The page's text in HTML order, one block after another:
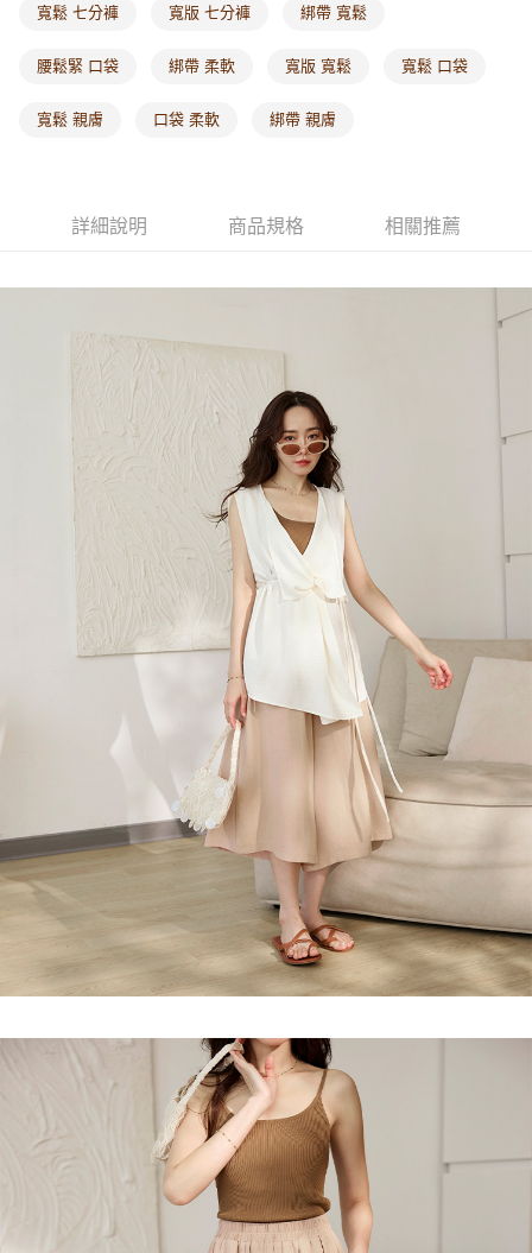
海外配送-港/澳/新/馬/泰國專屬
海外配送-其他亞洲地區 查看運費
寬鬆 七分褲 寬版 七分褲 綁帶 寬鬆
腰鬆緊 口袋 綁帶 柔軟 寬版 寬鬆 寬鬆 口袋
寬鬆 親膚 口袋 柔軟 綁帶 親膚
詳細說明 商品規格 相關推薦